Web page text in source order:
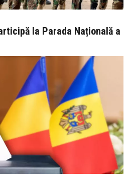
la Parada Națională a